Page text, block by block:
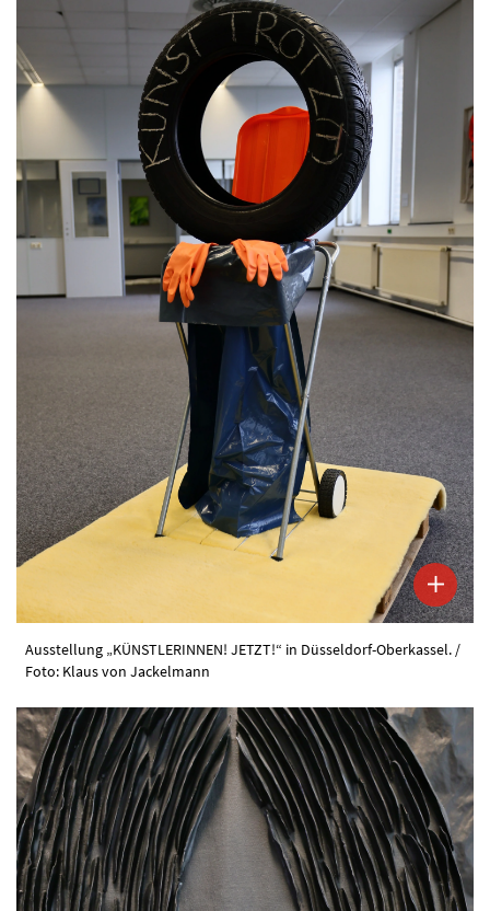
Ausstellung „KÜNSTLERINNEN! JETZT!“ in Düsseldorf-Oberkassel. /
Foto: Klaus von Jackelmann